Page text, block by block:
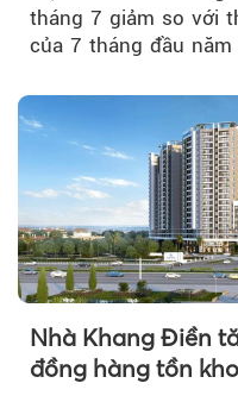
tháng 7 giảm so với
của 7 tháng đầu
Nhà Khang Điền
đồng hàng tồn